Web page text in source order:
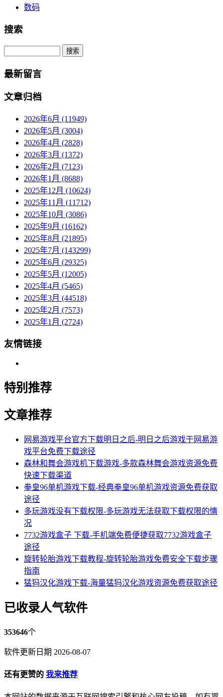
数码
搜索
Search
最新留言
文章归档
2026年6月 (11949)
2026年5月 (3004)
2026年4月 (2828)
2026年3月 (1372)
2026年2月 (7123)
2026年1月 (8688)
2025年12月 (10624)
2025年11月 (11712)
2025年10月 (3086)
2025年9月 (16162)
2025年8月 (21895)
2025年7月 (143299)
2025年6月 (29325)
2025年5月 (12005)
2025年4月 (5465)
2025年3月 (44518)
2025年2月 (7573)
2025年1月 (2724)
友情链接
特别推荐
文章推荐
网易游戏平台官方下载明日之后-明日之后游戏于网易游
戏平台免费下载途径
森林和舞会游戏机下载游戏-多款森林舞会游戏资源免费
快速下载渠道
拳皇96单机游戏下载-经典拳皇96单机游戏资源免费获取
途径
多玩游戏没有下载权限-多玩游戏无法获取下载权限的情
况
7732游戏盒子 下载-手机端免费便捷获取7732游戏盒子
途径
旋转轮胎游戏下载教程-旋转轮胎游戏免费安全下载步骤
指南
猛犸汉化游戏下载-海量猛犸汉化游戏资源免费获取途径
已收录人气软件
353646个
软件更新日期 2026-08-07
还有更赞的 我来推荐